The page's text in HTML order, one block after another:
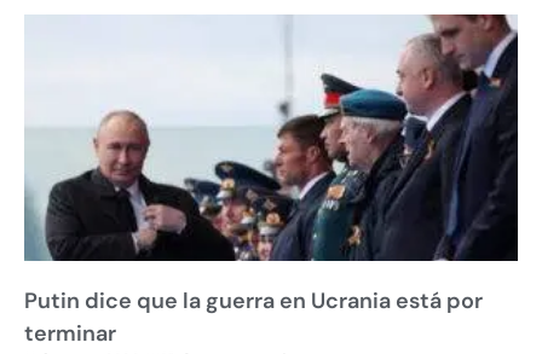
Putin dice que la guerra en Ucrania está por
terminar